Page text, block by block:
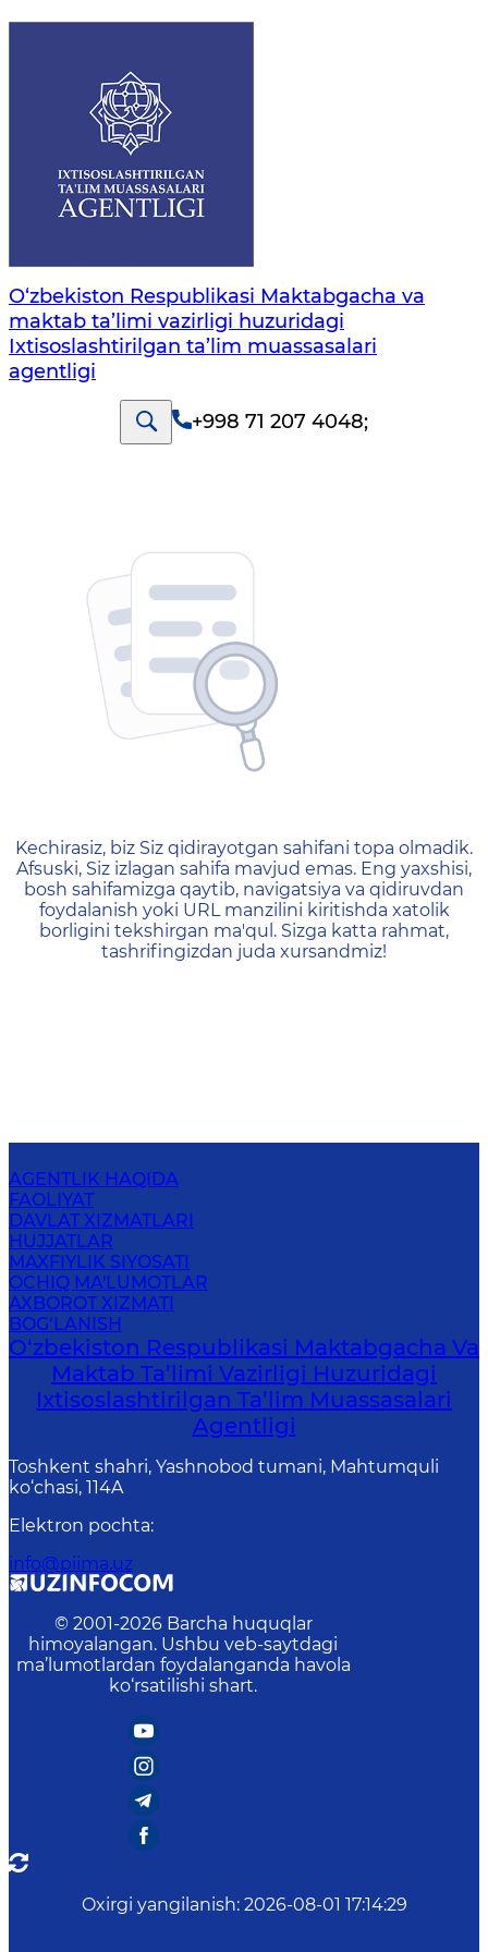
O‘zbekiston Respublikasi Maktabgacha va
maktab ta’limi vazirligi huzuridagi
Ixtisoslashtirilgan ta’lim muassasalari
agentligi
+998 71 207 4048;
404 — Страница не
Kechirasiz, biz Siz qidirayotgan sahifani topa olmadik.
Afsuski, Siz izlagan sahifa mavjud emas. Eng yaxshisi,
bosh sahifamizga qaytib, navigatsiya va qidiruvdan
foydalanish yoki URL manzilini kiritishda xatolik
borligini tekshirgan ma'qul. Sizga katta rahmat,
tashrifingizdan juda xursandmiz!
AGENTLIK HAQIDA
FAOLIYAT
DAVLAT XIZMATLARI
HUJJATLAR
MAXFIYLIK SIYOSATI
OCHIQ MA'LUMOTLAR
AXBOROT XIZMATI
BOG‘LANISH
O‘zbekiston Respublikasi Maktabgacha Va
Maktab Ta’limi Vazirligi Huzuridagi
Ixtisoslashtirilgan Ta’lim Muassasalari
Agentligi
Toshkent shahri, Yashnobod tumani, Mahtumquli
ko‘chasi, 114A
Elektron pochta:
info@piima.uz
© 2001-2026 Barcha huquqlar
himoyalangan. Ushbu veb-saytdagi
ma’lumotlardan foydalanganda havola
ko‘rsatilishi shart.
Oxirgi yangilanish: 2026-08-01 17:14:29